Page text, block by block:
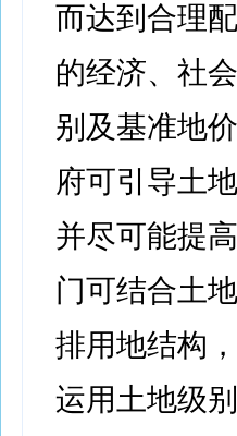
而达到合理
的经济、社
别及基准地
府可引导土
并尽可能提
门可结合土
排用地结构
运用土地级